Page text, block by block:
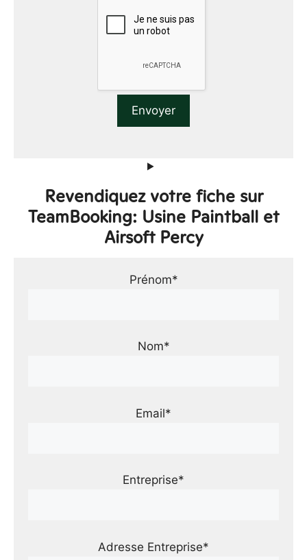
Revendiquez votre fiche sur
TeamBooking: Usine Paintball et
Airsoft Percy
Prénom*
Nom*
Email*
Entreprise*
Adresse Entreprise*